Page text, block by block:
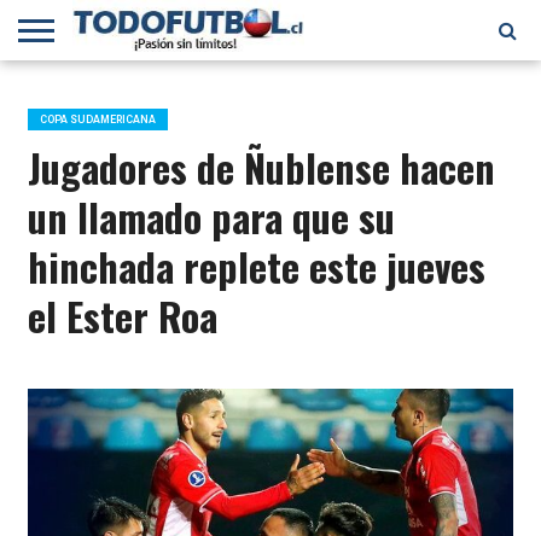
PRIMERA
B
SELECCIÓN
CHILENA
CHILENOS
EN EL
MUNDO
FÚTBOL
INTERNACIONAL
COPA SUDAMERICANA
Jugadores de Ñublense hacen
un llamado para que su
hinchada replete este jueves
el Ester Roa